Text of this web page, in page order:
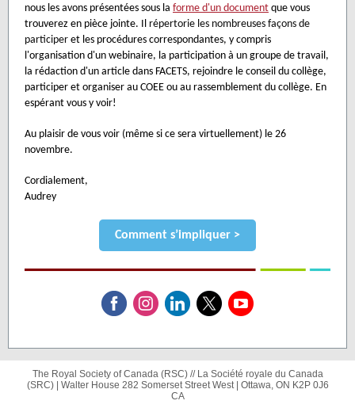
nous les avons présentées sous la forme d'un document que vous
trouverez en pièce jointe. Il répertorie les nombreuses façons de
participer et les procédures correspondantes, y compris
l'organisation d'un webinaire, la participation à un groupe de travail,
la rédaction d'un article dans FACETS, rejoindre le conseil du collège,
participer et organiser au COEE ou au rassemblement du collège. En
espérant vous y voir!
Au plaisir de vous voir (même si ce sera virtuellement) le 26
novembre.
Cordialement,
Audrey
Comment s’impliquer >
The Royal Society of Canada (RSC) // La Société royale du Canada
(SRC) | Walter House 282 Somerset Street West | Ottawa, ON K2P 0J6
CA